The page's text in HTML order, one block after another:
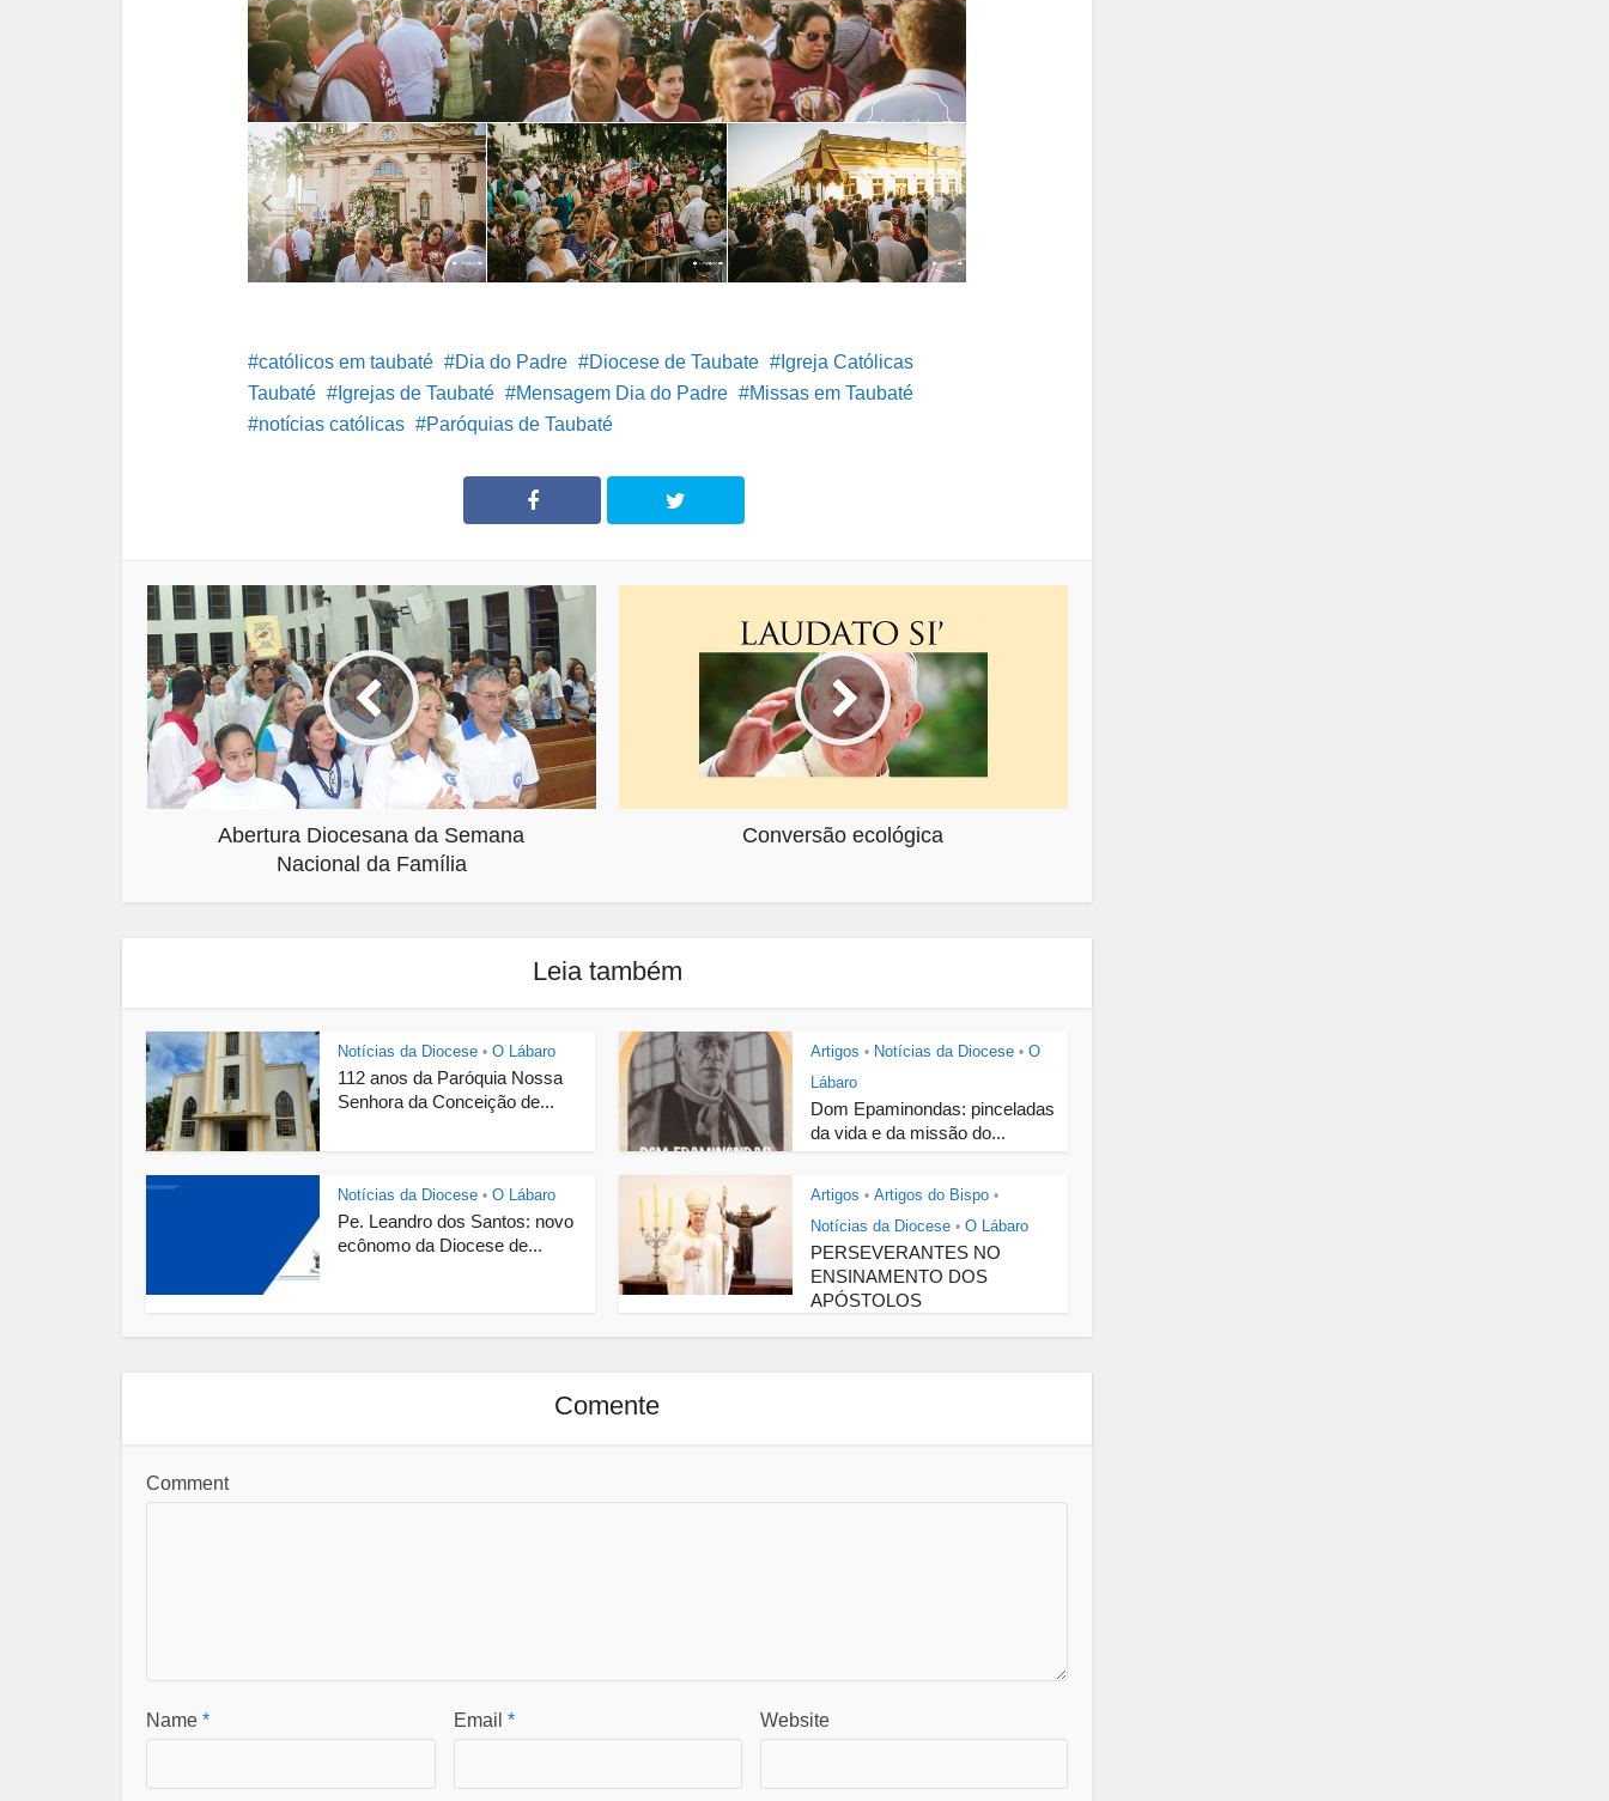
católicos em taubaté Dia do Padre Diocese de Taubate
Igreja Católicas
Taubaté
Igrejas de Taubaté Mensagem Dia do Padre
Missas em Taubaté
notícias católicas
Paróquias de Taubaté
Abertura Diocesana da Semana
Nacional da Família
Conversão ecológica
Leia também
Notícias da Diocese • O Lábaro
112 anos da Paróquia Nossa
Senhora da Conceição de...
Artigos • Notícias da Diocese • O
Lábaro
Dom Epaminondas: pinceladas
da vida e da missão do...
Notícias da Diocese • O Lábaro
Pe. Leandro dos Santos: novo
ecônomo da Diocese de...
Artigos • Artigos do Bispo •
Notícias da Diocese • O Lábaro
PERSEVERANTES NO
ENSINAMENTO DOS
APÓSTOLOS
Comente
Comment
Name * Email * Website